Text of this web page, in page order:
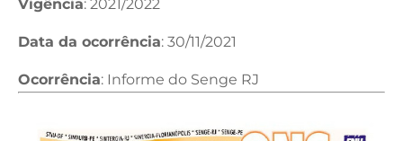
Vigência: 2021/2022
Data da ocorrência: 30/11/2021
Ocorrência: Informe do Senge RJ